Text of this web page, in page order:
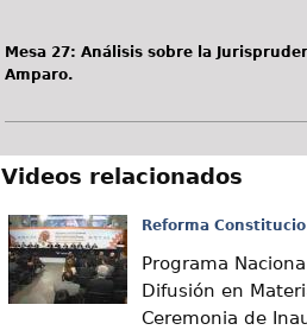
Mesa 27: Análisis sobre la
Amparo.
Videos relacionados
Reforma
Programa
Difusión en
Ceremonia de